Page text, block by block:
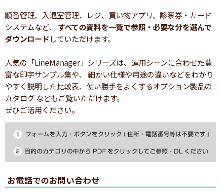
順番管理、入退室管理、レジ、買い物アプリ、診察券・カード
システムなど、 すべての資料を一覧で参照・必要な分を選んで
ダウンロードしていただけます。
人気の「LineManager」シリーズは、運用シーンに合わせた豊
富な印字サンプル集や、 細かい仕様や用途の違いなどをわかり
やすく説明した比較表、使い勝手をよくするオプション製品の
カタログ などもご覧いただけます。
ぜひご活用ください。
お電話でのお問い合わせ